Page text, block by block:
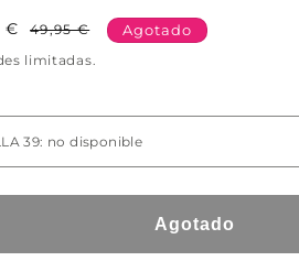
Precio
49,95 €
Precio
€ Agotado
limitadas.
Agotado